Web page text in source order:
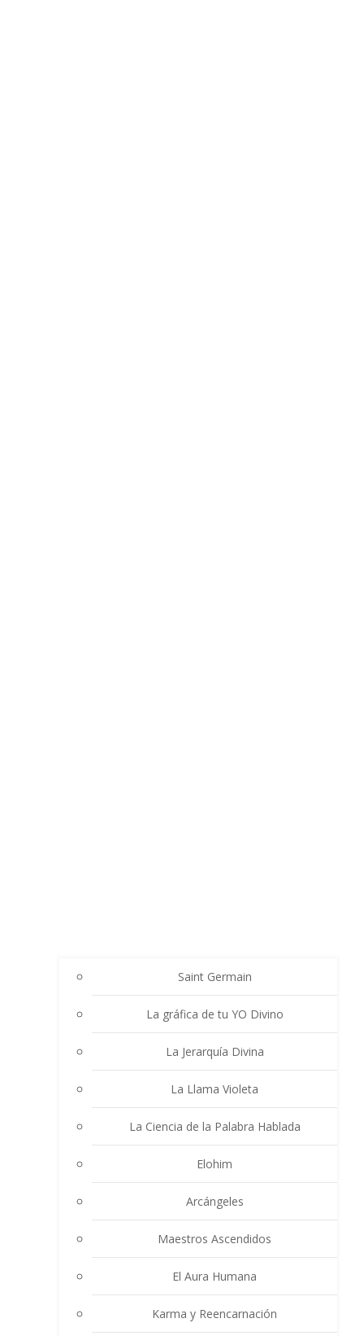
Saint Germain
La gráfica de tu YO Divino
La Jerarquía Divina
La Llama Violeta
La Ciencia de la Palabra Hablada
Elohim
Arcángeles
Maestros Ascendidos
El Aura Humana
Karma y Reencarnación